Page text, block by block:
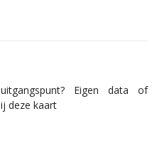
Eigen data of
deze kaart